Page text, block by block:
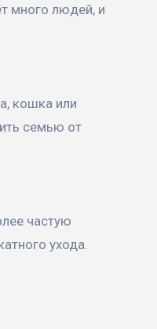
много людей, и
кошка или
семью от
частую
ухода.